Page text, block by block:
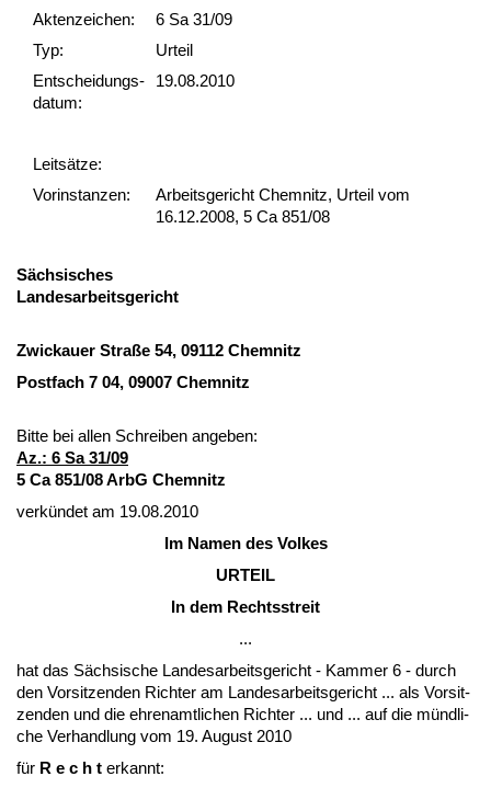
Akten­zeichen:
6 Sa 31/09
Typ:
Urteil
Ent­scheid­ungs­
datum:
19.08.2010
Leit­sätze:
Vor­ins­tan­zen:
Arbeitsgericht Chemnitz, Urteil vom
16.12.2008, 5 Ca 851/08
Säch­si­sches
Lan­des­ar­beits­ge­richt
Zwi­ckau­er Straße 54, 09112 Chem­nitz
Post­fach 7 04, 09007 Chem­nitz
Bit­te bei al­len Schrei­ben an­ge­ben:
Az.: 6 Sa 31/09
5 Ca 851/08 ArbG Chem­nitz
verkündet am 19.08.2010
Im Na­men des Vol­kes
UR­TEIL
In dem Rechts­streit
...
hat das Säch­si­sche Lan­des­ar­beits­ge­richt - Kam­mer 6 - durch
den Vor­sit­zen­den Rich­ter am Lan­des­ar­beits­ge­richt ... als Vor­sit­
zen­den und die eh­ren­amt­li­chen Rich­ter ... und ... auf die münd­li­
che Ver­hand­lung vom 19. Au­gust 2010
für R e c h t er­kannt: